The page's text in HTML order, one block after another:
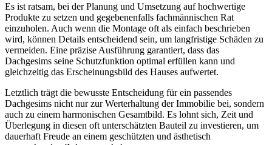
Es ist ratsam, bei der Planung und Umsetzung auf hochwertige
Produkte zu setzen und gegebenenfalls fachmännischen Rat
einzuholen. Auch wenn die Montage oft als einfach beschrieben
wird, können Details entscheidend sein, um langfristige Schäden zu
vermeiden. Eine präzise Ausführung garantiert, dass das
Dachgesims seine Schutzfunktion optimal erfüllen kann und
gleichzeitig das Erscheinungsbild des Hauses aufwertet.
Letztlich trägt die bewusste Entscheidung für ein passendes
Dachgesims nicht nur zur Werterhaltung der Immobilie bei, sondern
auch zu einem harmonischen Gesamtbild. Es lohnt sich, Zeit und
Überlegung in diesen oft unterschätzten Bauteil zu investieren, um
dauerhaft Freude an einem geschützten und ästhetisch